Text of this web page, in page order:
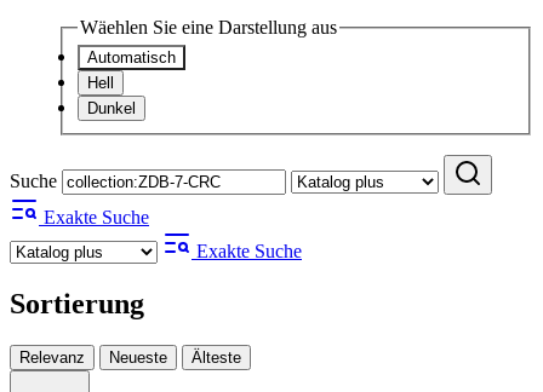
Wäehlen Sie eine Darstellung aus
Automatisch
Hell
Dunkel
Suche
Exakte Suche
Exakte Suche
Sortierung
Relevanz Neueste Älteste